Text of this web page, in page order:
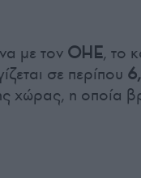
με τον ΟΗΕ, το
σε περίπου
χώρας, η οποία